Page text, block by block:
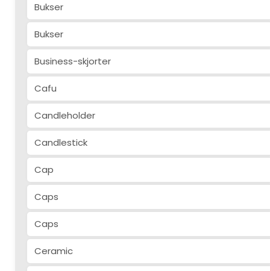
Bukser
Bukser
Business-skjorter
Cafu
Candleholder
Candlestick
Cap
Caps
Caps
Ceramic